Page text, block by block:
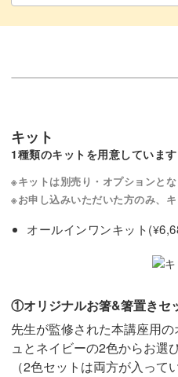
キット
1種類のキットを用意しています
※キットは別売り・オプションとな
※お申し込みいただいた方のみ、キ
オールインワンキット(¥
①オリジナルお箸&箸置きセ
先生が監修された本講座用
ュとネイビーの2色からお選
（2色セットは両方が入って